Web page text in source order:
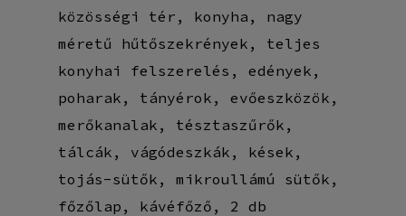
közösségi tér, konyha, nagy
méretű hűtőszekrények, teljes
konyhai felszerelés, edények,
poharak, tányérok, evőeszközök,
merőkanalak, tésztaszűrők,
tálcák, vágódeszkák, kések,
tojás-sütők, mikroullámú sütők,
főzőlap, kávéfőző, 2 db